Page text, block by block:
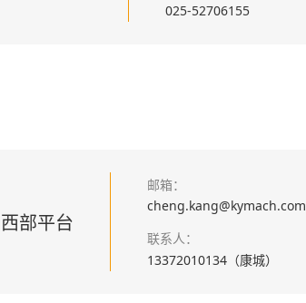
025-52706155
西部平台
邮箱：
cheng.kang@kymach.com
联系人：
13372010134（康城）